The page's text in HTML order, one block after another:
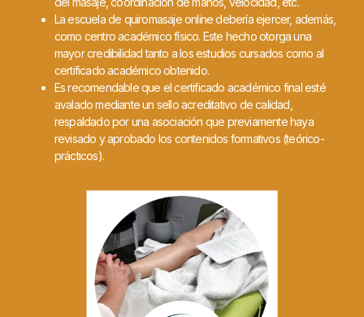
La escuela de quiromasaje online debería ejercer, además,
como centro académico físico. Este hecho otorga una
mayor credibilidad tanto a los estudios cursados como al
certificado académico obtenido.
Es recomendable que el certificado académico final esté
avalado mediante un sello acreditativo de calidad,
respaldado por una asociación que previamente haya
revisado y aprobado los contenidos formativos (teórico-
prácticos).